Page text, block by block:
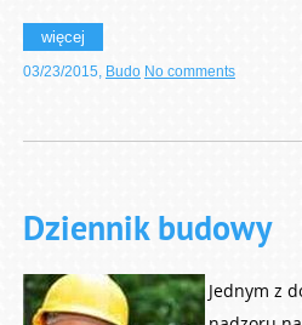
więcej
03/23/2015 Budo No comments
Dziennik budowy
Jednym z